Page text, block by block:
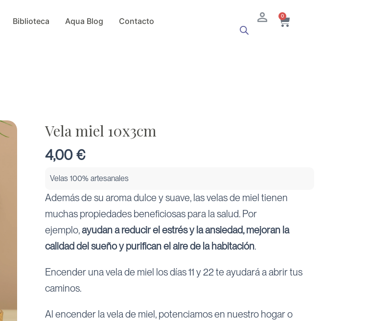
Biblioteca Aqua Blog Contacto
0 Cart
Vela miel 10x3cm
4,00€
Velas 100% artesanales
Además de su aroma dulce y suave, las velas de miel tienen
muchas propiedades beneficiosas para la salud. Por
ejemplo,ayudan a reducir el estrés y la ansiedad, mejoran la
calidad del sueño y purifican el aire de la habitación.
Encender una vela de miel los días 11 y 22 te ayudará a abrir tus
caminos.
Al encender la vela de miel, potenciamos en nuestro hogar o